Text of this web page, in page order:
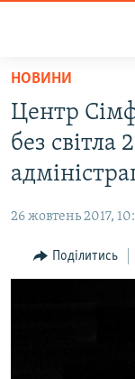
Перейти
основного
матеріалу
Перейти
до
основної
Перейти
до
ВОДА.КРИМ
ВІДЕО ТА ФОТО
БЛОГИ
ПОГЛЯД
НОВИНИ
Центр
без світла
26 жовтень 2017,
Поділитись